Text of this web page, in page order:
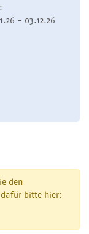
- 03.12.26
den
bitte hier: